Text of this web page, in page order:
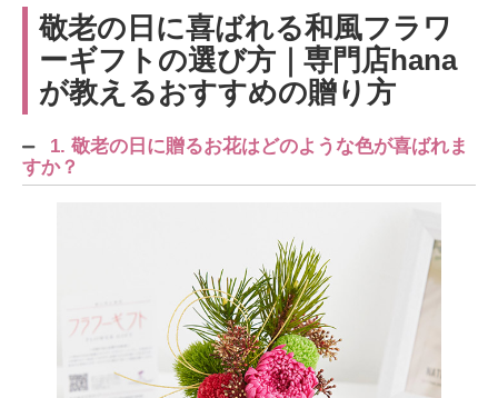
敬老の日に喜ばれる和風フラワ
ーギフトの選び方｜専門店hana
が教えるおすすめの贈り方
1. 敬老の日に贈るお花はどのような色が喜ばれま
すか？